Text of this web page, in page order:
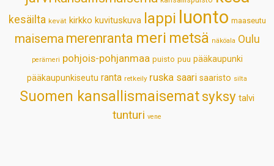
kesäilta kevät kirkko kuvituskuva lappi luonto maaseutu
maisema merenranta meri metsä näköala Oulu
perämeri pohjois-pohjanmaa puisto puu pääkaupunki
pääkaupunkiseutu ranta retkeily ruska saari saaristo silta
Suomen kansallismaisematsyksy talvi
tunturi vene